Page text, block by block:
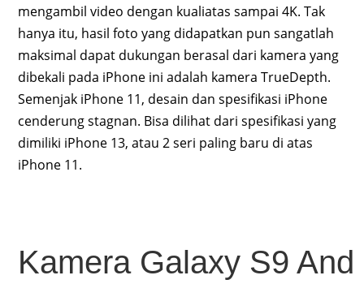
mengambil video dengan kualiatas sampai 4K. Tak
hanya itu, hasil foto yang didapatkan pun sangatlah
maksimal dapat dukungan berasal dari kamera yang
dibekali pada iPhone ini adalah kamera TrueDepth.
Semenjak iPhone 11, desain dan spesifikasi iPhone
cenderung stagnan. Bisa dilihat dari spesifikasi yang
dimiliki iPhone 13, atau 2 seri paling baru di atas
iPhone 11.
Kamera Galaxy S9 And